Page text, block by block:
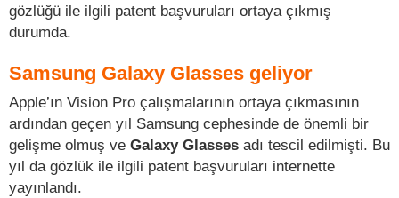
gözlüğü ile ilgili patent başvuruları ortaya çıkmış
durumda.
Samsung Galaxy Glasses geliyor
Apple’ın Vision Pro çalışmalarının ortaya çıkmasının
ardından geçen yıl Samsung cephesinde de önemli bir
gelişme olmuş ve Galaxy Glasses adı tescil edilmişti. Bu
yıl da gözlük ile ilgili patent başvuruları internette
yayınlandı.